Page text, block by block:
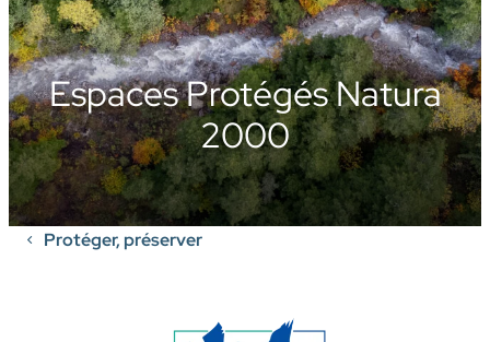
Espaces Protégés Natura
2000
Protéger, préserver